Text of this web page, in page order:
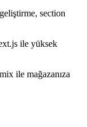
section
ile yüksek
ile mağazanıza